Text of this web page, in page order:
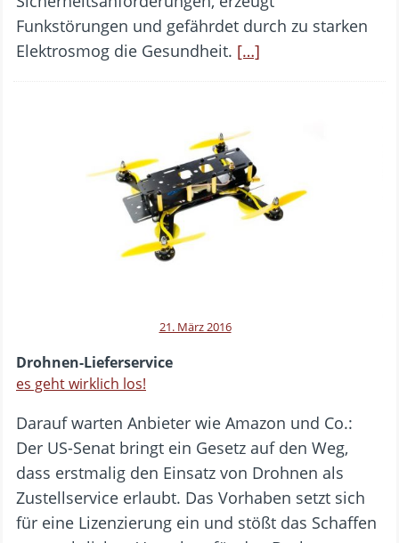
Funkstörungen und gefährdet durch zu starken
Elektrosmog die Gesundheit. […]
21. März 2016
Drohnen-Lieferservice
es geht wirklich los!
Darauf warten Anbieter wie Amazon und Co.:
Der US-Senat bringt ein Gesetz auf den Weg,
dass erstmalig den Einsatz von Drohnen als
Zustellservice erlaubt. Das Vorhaben setzt sich
für eine Lizenzierung ein und stößt das Schaffen